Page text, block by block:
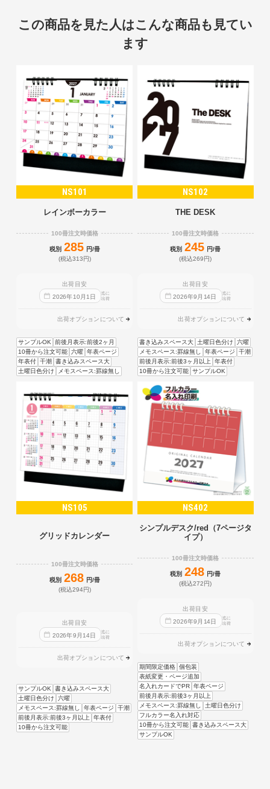
この商品を見た人はこんな商品も見てい
ます
NS101
レインボーカラー
100冊注文時価格
税別 285 円/冊
(税込313円)
出荷目安
2026年10 月 1 日
迄に
出荷
出荷オプションについて
サンプルOK
前後月表示:前後2ヶ月
10冊から注文可能 六曜 年表ページ
年表付 干潮 書き込みスペース大
土曜日色分け
メモスペース:罫線無し
NS102
THE DESK
100冊注文時価格
税別 245 円/冊
(税込269円)
出荷目安
2026年9 月 14日
迄に
出荷
出荷オプションについて
書き込みスペース大 土曜日色分け
六曜
メモスペース:罫線無し
年表ページ
干潮
前後月表示:前後3ヶ月以上
年表付
10冊から注文可能 サンプルOK
NS105
グリッドカレンダー
100冊注文時価格
税別 268 円/冊
(税込294円)
出荷目安
2026年9 月 14日
迄に
出荷
出荷オプションについて
サンプルOK
書き込みスペース大
土曜日色分け
六曜
メモスペース:罫線無し
年表ページ
干潮
前後月表示:前後3ヶ月以上
年表付
10冊から注文可能
NS402
シンプルデスク/red（7ページタ
イプ）
100冊注文時価格
税別 248 円/冊
(税込272円)
出荷目安
2026年9 月 14日
迄に
出荷
出荷オプションについて
期間限定価格 個包装
表紙変更・ページ追加
名入れカードでPR 年表ページ
前後月表示:前後3ヶ月以上
メモスペース:罫線無し
土曜日色分け
フルカラー名入れ対応
10冊から注文可能 書き込みスペース大
サンプルOK